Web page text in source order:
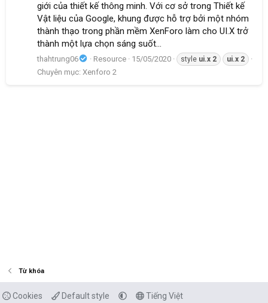
giới của thiết kế thông minh. Với cơ sở trong Thiết kế
Vật liệu của Google, khung được hỗ trợ bởi một nhóm
thành thạo trong phần mềm XenForo làm cho UI.X trở
thành một lựa chọn sáng suốt...
thahtrung06 Resource 15/05/2020 style ui.x 2 ui.x 2
Chuyên mục: Xenforo 2
Từ khóa
Cookies Default style Tiếng Việt